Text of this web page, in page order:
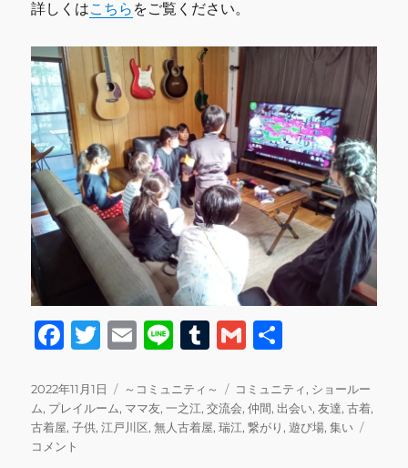
詳しくはこちら をご覧ください。
F
c
e
b
T
it
te
E
ai
l
Li
e
T
m
bl
G
ai
l
投
稿
日:
2022年11月1日
カ
テ
ゴ
～コミュニティ～
タ
グ
コミュニティ, ショールー
ム, プレイルーム, ママ友,一之江,交流会,仲間, 出会い,友達,古着,
古着屋,子供,江戸川区,無人古着屋,瑞江,繋がり ,遊び場,集い
コメント